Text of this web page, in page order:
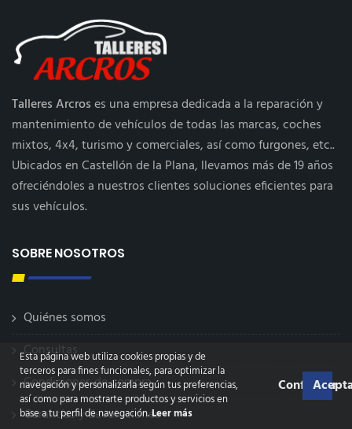
Talleres Arcroses una empresa dedicada a la reparación y
mantenimiento de vehículos de todas las marcas, coches
mixtos, 4x4, turismo y comerciales, así como furgones, etc..
Ubicados en Castellón de la Plana, llevamos más de 19 años
ofreciéndoles a nuestros clientes soluciones eficientes para
sus vehículos.
SOBRE NOSOTROS
Quiénes somos
Consultas
Condiciones de compra
Garantías y devoluciones
Esta página web utiliza cookies propias y de
terceros para fines funcionales, para optimizar la
navegación y personalizarla según tus preferencias,
así como para mostrarte productos y servicios en
base a tu perfil de navegación.Leer más
Configurar